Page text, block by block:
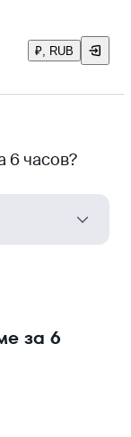
₽, RUB
6 часов?
за 6